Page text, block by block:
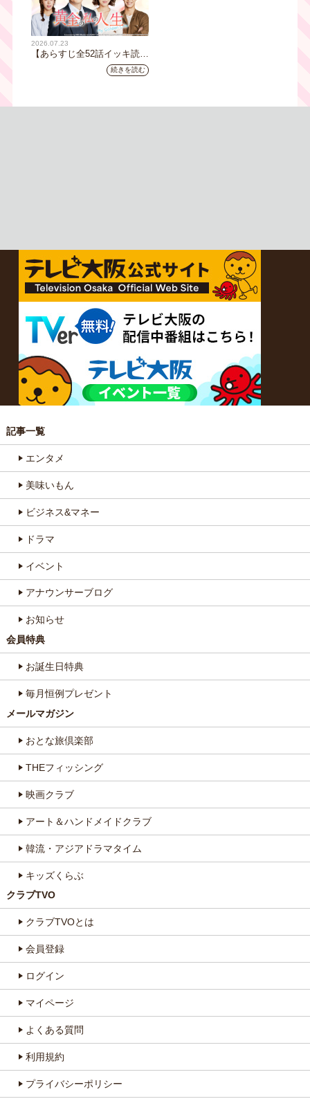
2026.07.23
【あらすじ全52話イッキ読
み】韓国ドラマ『黄金の私の
人生』｜テレビ大阪 月曜～
続きを読む
記事一覧
エンタメ
美味いもん
ビジネス&マネー
ドラマ
イベント
アナウンサーブログ
お知らせ
会員特典
お誕生日特典
毎月恒例プレゼント
メールマガジン
おとな旅倶楽部
THEフィッシング
映画クラブ
アート＆ハンドメイドクラブ
韓流・アジアドラマタイム
キッズくらぶ
クラブTVO
クラブTVOとは
会員登録
ログイン
マイページ
よくある質問
利用規約
プライバシーポリシー